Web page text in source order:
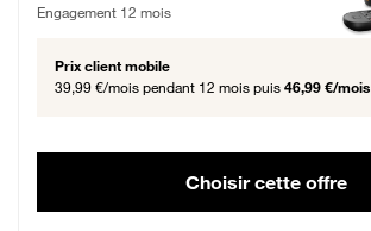
Engagement 12 mois
Prix client mobile
39,99 €/mois pendant 12 mois puis 46,99 €/mois
Choisir cette offre